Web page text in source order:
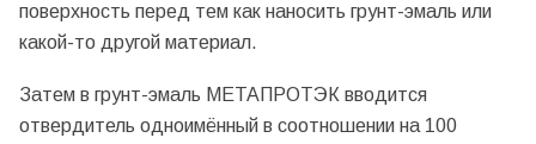
поверхность перед тем как наносить грунт-эмаль или
какой-то другой материал.
Затем в грунт-эмаль МЕТАПРОТЭК вводится
отвердитель одноимённый в соотношении на 100